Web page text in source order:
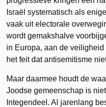
Israël systematisch als
vaak uit electorale
wordt gemakshalve
in Europa, aan de
het feit dat antisemitisme
Maar daarmee houdt de
Joodse gemeenschap is
Integendeel. Al jarenlang